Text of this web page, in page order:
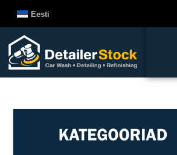
juurde
Eesti